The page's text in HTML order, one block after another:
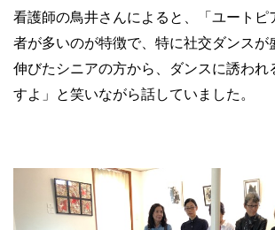
看護師の鳥井さんによると、「ユートピ
者が多いのが特徴で、特に社交ダンスが
伸びたシニアの方から、ダンスに誘われ
すよ」と笑いながら話していました。